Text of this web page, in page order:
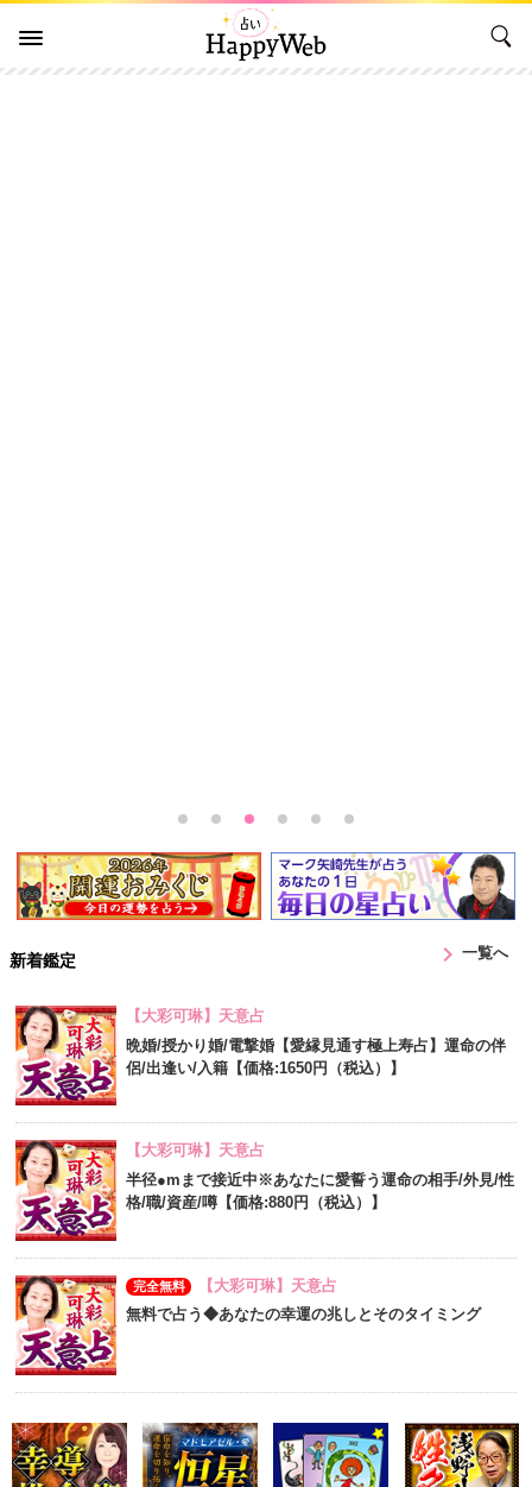
新着鑑定 chevron_right一覧へ
【大彩可琳】天意占
晩婚/授かり婚/電撃婚【愛縁見通す極上寿占】運命の伴
侶/出逢い/入籍【価格:1650円（税込）】
【大彩可琳】天意占
半径●mまで接近中※あなたに愛誓う運命の相手/外見/性
格/職/資産/噂【価格:880円（税込）】
完全無料
【大彩可琳】天意占
無料で占う◆あなたの幸運の兆しとそのタイミング